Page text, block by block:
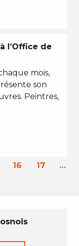
l’Office de
mois,
son
Peintres,
16 17 …